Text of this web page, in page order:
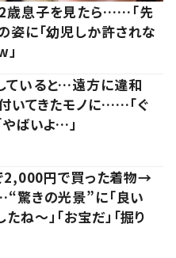
歳息子を見たら……「先
姿に「幼児しか許されな
ていると…遠方に違和
いてきたモノに……「ぐ
やばいよ…」
2,000円で買った着物→
驚きの光景”に「良い
ね～」「お宝だ」「掘り